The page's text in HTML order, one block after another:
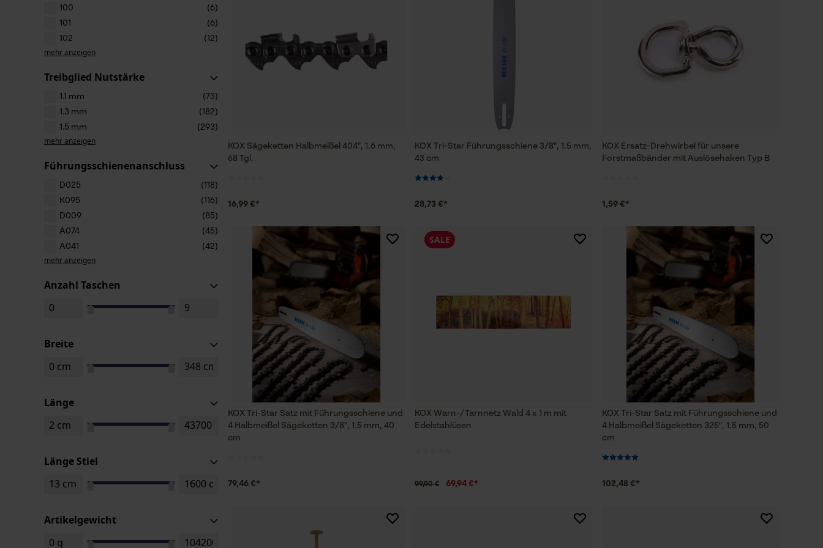
100
(6)
101
(6)
102
(12)
mehr anzeigen
Treibglied Nutstärke
1.1 mm
(73)
1.3 mm
(182)
1.5 mm
(293)
mehr anzeigen
Führungsschienenanschluss
D025
(118)
K095
(116)
D009
(85)
A074
(45)
A041
(42)
mehr anzeigen
Anzahl Taschen
Breite
Länge
Länge Stiel
Artikelgewicht
KOX Sägeketten Halbmeißel 404", 1.6 mm,
68 Tgl.
16,99 €*
KOX Tri-Star Führungsschiene 3/8", 1.5 mm,
43 cm
28,73 €*
KOX Ersatz-Drehwirbel für unsere
Forstmaßbänder mit Auslösehaken Typ B
1,59 €*
KOX Tri-Star Satz mit Führungsschiene und
4 Halbmeißel Sägeketten 3/8", 1.5 mm, 40
cm
79,46 €*
KOX Warn-/Tarnnetz Wald 4 x 1 m mit
Edelstahlüsen
SALE
99,90 € 69,94 €*
KOX Tri-Star Satz mit Führungsschiene und
4 Halbmeißel Sägeketten 325", 1.5 mm, 50
cm
102,48 €*
Prüfung setzen von Cookies
Session ID
Statistik Cookies
Mouseflow Web Analytics Tool
Funktionale Cookies
Loop54 Personalization
Personalisierte Startseite
Gespeicherter Warenkorb
Persönliche Begrüßung
Geo-IP und User Detection
Kontaktaufnahme per Chat